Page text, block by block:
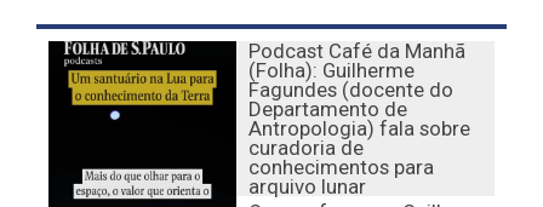
Podcast Café da Manhã
(Folha): Guilherme
Fagundes (docente do
Departamento de
Antropologia) fala sobre
curadoria de
conhecimentos para
arquivo lunar